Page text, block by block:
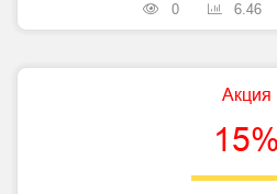
0 6.46
Акция
15%